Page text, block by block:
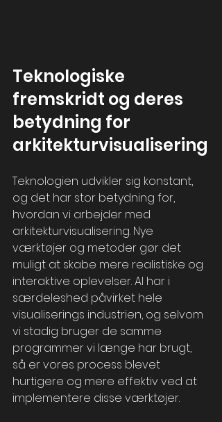
Teknologiske
fremskridt og deres
betydning for
arkitekturvisualisering
Teknologien udvikler sig konstant,
og det har stor betydning for,
hvordan vi arbejder med
arkitekturvisualisering. Nye
værktøjer og metoder gør det
muligt at skabe mere realistiske og
interaktive oplevelser. AI har i
særdeleshed påvirket hele
visualiserings industrien, og selvom
vi stadig bruger de samme
programmer vi længe har brugt,
så er vores process blevet
hurtigere og mere effektiv ved at
implementere disse værktøjer.